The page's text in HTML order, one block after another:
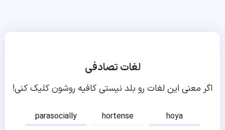
لغات تصادفی
اگر معنی این لغات رو بلد نیستی کافیه روشون کلیک کنی!
parasocially hortense
hoya